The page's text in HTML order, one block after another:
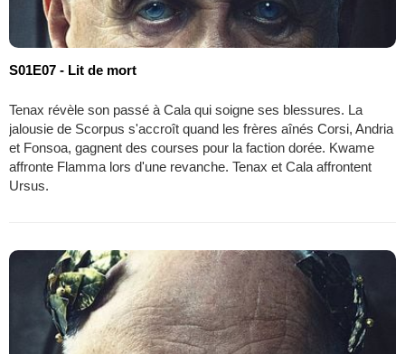
S01E07 - Lit de mort
Tenax révèle son passé à Cala qui soigne ses blessures. La
jalousie de Scorpus s'accroît quand les frères aînés Corsi, Andria
et Fonsoa, gagnent des courses pour la faction dorée. Kwame
affronte Flamma lors d'une revanche. Tenax et Cala affrontent
Ursus.